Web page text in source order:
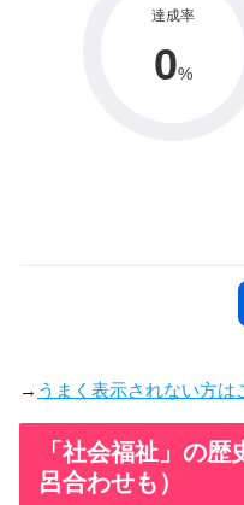
→ うまく表示されない方は
「社会福祉」の
呂合わせも）